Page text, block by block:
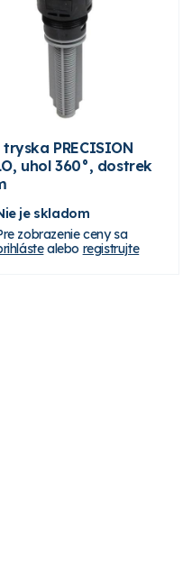
PRECISION
uhol 360°, dostrek
je skladom
zobrazenie ceny sa
alebo registrujte